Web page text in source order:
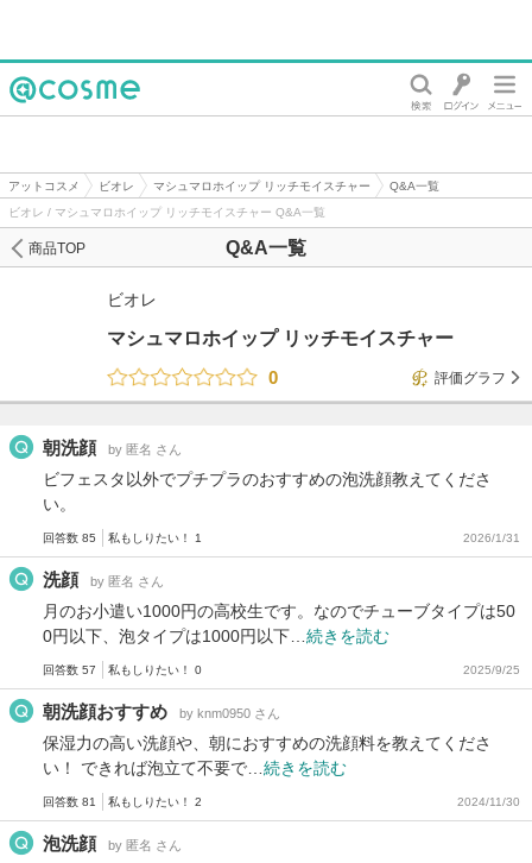
アットコスメ ビオレ マシュマロホイップ リッチモイスチャー
Q&A一覧
ビオレ / マシュマロホイップ リッチモイスチャー Q&A一覧
Q&A一覧
商品TOP
ビオレ
マシュマロホイップ リッチモイスチャー
0
評価グラフ
朝洗顔 by 匿名 さん
ビフェスタ以外でプチプラのおすすめの泡洗顔教えてくださ
い。
回答数 85 私もしりたい！ 1 2026/1/31
洗顔 by 匿名 さん
月のお小遣い1000円の高校生です。なのでチューブタイプは50
0円以下、泡タイプは1000円以下… 続きを読む
回答数 57 私もしりたい！ 0 2025/9/25
朝洗顔おすすめ by knm0950 さん
保湿力の高い洗顔や、朝におすすめの洗顔料を教えてくださ
い！ できれば泡立て不要で… 続きを読む
回答数 81 私もしりたい！ 2 2024/11/30
泡洗顔 by 匿名 さん